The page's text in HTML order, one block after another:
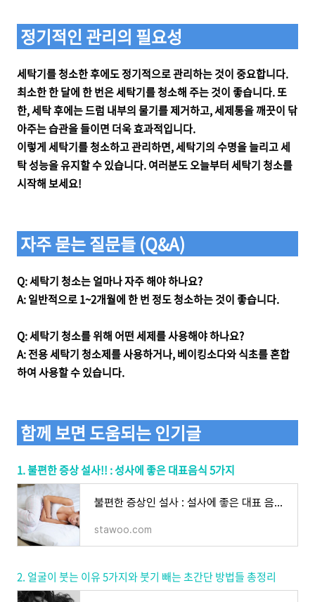
정기적인 관리의 필요성
세탁기를 청소한 후에도 정기적으로 관리하는 것이 중요합니다.
최소한 한 달에 한 번은 세탁기를 청소해 주는 것이 좋습니다. 또
한, 세탁 후에는 드럼 내부의 물기를 제거하고, 세제통을 깨끗이 닦
아주는 습관을 들이면 더욱 효과적입니다.
이렇게 세탁기를 청소하고 관리하면, 세탁기의 수명을 늘리고 세
탁 성능을 유지할 수 있습니다. 여러분도 오늘부터 세탁기 청소를
시작해 보세요!
자주 묻는 질문들 (Q&A)
Q: 세탁기 청소는 얼마나 자주 해야 하나요?
A: 일반적으로 1~2개월에 한 번 정도 청소하는 것이 좋습니다.
Q: 세탁기 청소를 위해 어떤 세제를 사용해야 하나요?
A: 전용 세탁기 청소제를 사용하거나, 베이킹소다와 식초를 혼합
하여 사용할 수 있습니다.
함께 보면 도움되는 인기글
1. 불편한 증상 설사!! : 성사에 좋은 대표음식 5가지
불편한 증상인 설사 : 설사에 좋은 대표 음식 5가지
stawoo.com
2. 얼굴이 붓는 이유 5가지와 붓기 빼는 초간단 방법들 총정리